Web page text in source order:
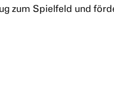
zum Spielfeld und